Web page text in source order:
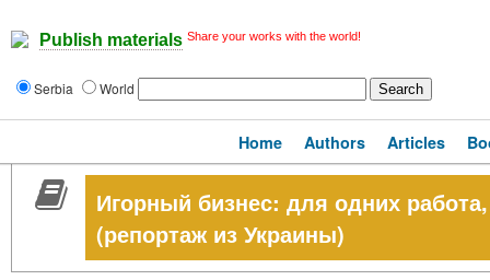
Publish materials Share your works with the world!
Serbia World
Home Authors Articles
Игорный бизнес: для одних
(репортаж из Украины)